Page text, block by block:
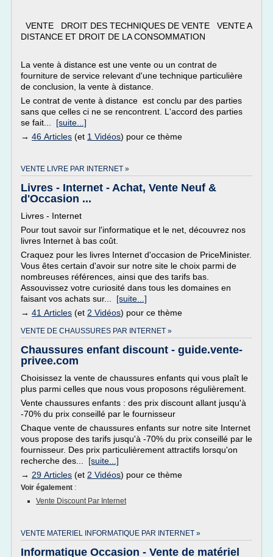
VENTE DROIT DES TECHNIQUES DE VENTE VENTE A
DISTANCE ET DROIT DE LA CONSOMMATION
La vente à distance est une vente ou un contrat de
fourniture de service relevant d'une technique particulière
de conclusion, la vente à distance.
Le contrat de vente à distance est conclu par des parties
sans que celles ci ne se rencontrent. L'accord des parties
se fait... [suite...]
→ 46 Articles (et 1 Vidéos) pour ce thème
VENTE LIVRE PAR INTERNET »
Livres - Internet - Achat, Vente Neuf &
d'Occasion ...
Livres - Internet
Pour tout savoir sur l'informatique et le net, découvrez nos
livres Internet à bas coût.
Craquez pour les livres Internet d'occasion de PriceMinister.
Vous êtes certain d'avoir sur notre site le choix parmi de
nombreuses références, ainsi que des tarifs bas.
Assouvissez votre curiosité dans tous les domaines en
faisant vos achats sur... [suite...]
→ 41 Articles (et 2 Vidéos) pour ce thème
VENTE DE CHAUSSURES PAR INTERNET »
Chaussures enfant discount - guide.vente-
privee.com
Choisissez la vente de chaussures enfants qui vous plaît le
plus parmi celles que nous vous proposons régulièrement.
Vente chaussures enfants : des prix discount allant jusqu'à
-70% du prix conseillé par le fournisseur
Chaque vente de chaussures enfants sur notre site Internet
vous propose des tarifs jusqu'à -70% du prix conseillé par le
fournisseur. Des prix particulièrement attractifs lorsqu'on
recherche des... [suite...]
→ 29 Articles (et 2 Vidéos) pour ce thème
Voir également :
Vente Discount Par Internet
VENTE MATERIEL INFORMATIQUE PAR INTERNET »
Informatique Occasion - Vente de matériel